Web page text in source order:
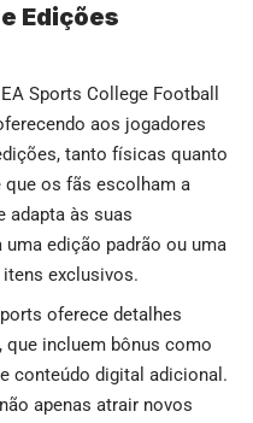
Edições
Sports College Football
aos jogadores
tanto físicas quanto
os fãs escolham a
adapta às suas
uma edição padrão ou uma
exclusivos.
oferece detalhes
que incluem bônus como
conteúdo digital adicional.
apenas atrair novos